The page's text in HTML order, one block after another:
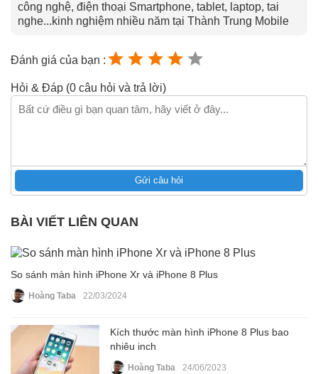
công nghệ, điện thoại Smartphone, tablet, laptop, tai
nghe...kinh nghiệm nhiều năm tại Thành Trung Mobile
Đánh giá của bạn :
Hỏi & Đáp (0 câu hỏi và trả lời)
Gửi câu hỏi
BÀI VIẾT LIÊN QUAN
So sánh màn hình iPhone Xr và iPhone 8 Plus
Hoàng Taba 22/03/2024
Kích thước màn hình iPhone 8 Plus bao
nhiêu inch
Hoàng Taba 24/06/2023